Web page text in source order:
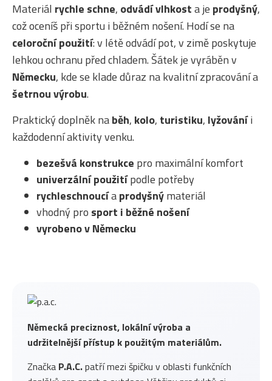
Německá preciznost, lokální výroba a
udržitelnější přístup k použitým materiálům.
Značka P.A.C.patří mezi špičku v oblasti funkčních
Materiál rychle schne, odvádí vlhkosta je prodyšný,
což oceníš při sportu i běžném nošení. Hodí se na
celoroční použití: v létě odvádí pot, v zimě poskytuje
lehkou ochranu před chladem. Šátek je vyráběn v
Německu, kde se klade důraz na kvalitní zpracování a
šetrnou výrobu.
Praktický doplněk naběh, kolo, turistiku, lyžováníi
každodenní aktivity venku.
bezešvá konstrukce pro maximální komfort
univerzální použitípodle potřeby
rychleschnoucíaprodyšnýmateriál
vhodný pro sport i běžné nošení
vyrobeno v Německu